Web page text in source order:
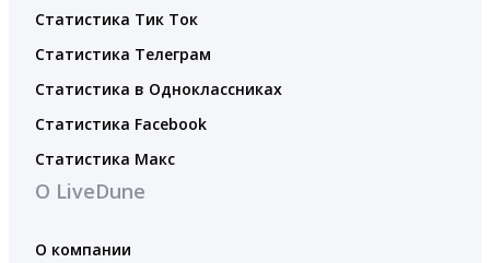
Статистика Тик Ток
Статистика Телеграм
Статистика в Одноклассниках
Статистика Facebook
Статистика Макс
О LiveDune
О компании